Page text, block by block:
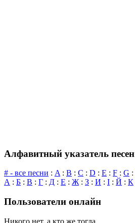
Алфавитный указатель песен
# - все песни : A: B : C : D : E : F : G :
А : Б : В : Г : Д : Е : Ж: З : И : І : Й : К
Пользователи онлайн
Никого нет, а кто же тогда